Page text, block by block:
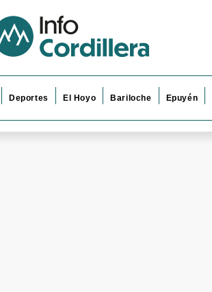
Deportes El Hoyo Bariloche Epuyén